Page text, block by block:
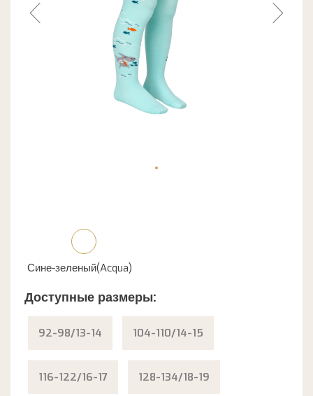
Сине-зеленый(Acqua)
Доступные размеры:
92-98/13-14 104-110/14-15
116-122/16-17 128-134/18-19